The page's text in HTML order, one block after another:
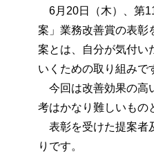
6月20日（木）、第
案」業務改善賞の表彰
案とは、自分が気付い
いくための取り組みで
今回は改善効果の高
考はかなり難しいもの
表彰を受けた提案者
りです。